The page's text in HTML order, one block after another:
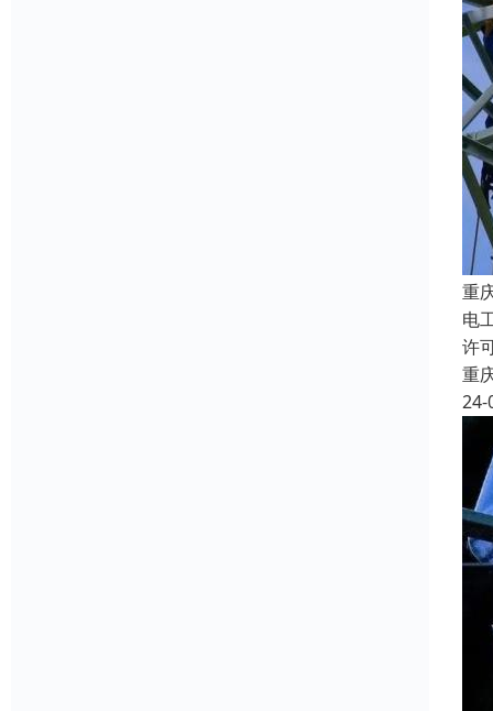
重
电
许
重
24-